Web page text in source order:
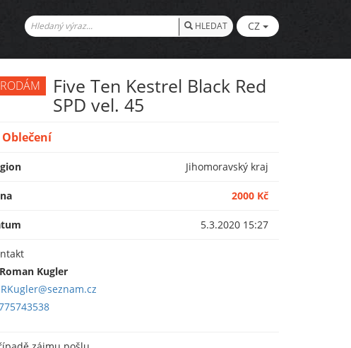
HLEDAT CZ
Five Ten Kestrel Black Red
SPD vel. 45
Oblečení
Jihomoravský kraj
2000 Kč
5.3.2020 15:27
Kugler
RKugler@seznam.cz